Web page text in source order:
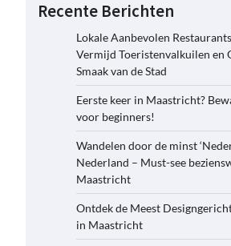
Recente Berichten
Lokale Aanbevolen
Vermijd Toeristenvalkuilen en
Smaak van de Stad
Eerste keer in Maastricht?
voor beginners!
Wandelen door de minst
Nederland – Must-see
Maastricht
Ontdek de Meest
in Maastricht